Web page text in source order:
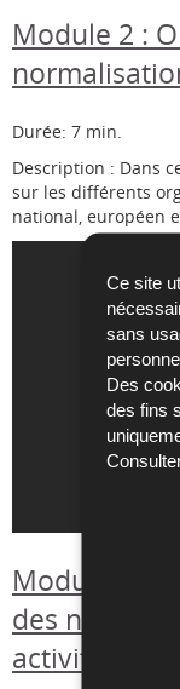
Ce site
sans
Des
des fins
Module 2 :
Durée: 7 min.
Description : Dans
sur les différents
national, européen
Module 3 :
des normes
activités de